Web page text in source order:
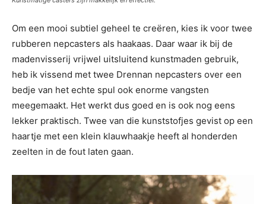
Om een mooi subtiel geheel te creëren, kies ik voor twee
rubberen nepcasters als haakaas. Daar waar ik bij de
madenvisserij vrijwel uitsluitend kunstmaden gebruik,
heb ik vissend met twee Drennan nepcasters over een
bedje van het echte spul ook enorme vangsten
meegemaakt. Het werkt dus goed en is ook nog eens
lekker praktisch. Twee van die kunststofjes gevist op een
haartje met een klein klauwhaakje heeft al honderden
zeelten in de fout laten gaan.